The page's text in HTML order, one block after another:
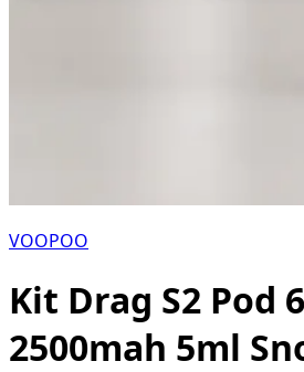
VOOPOO
Kit Drag S2 Pod
2500mah 5ml